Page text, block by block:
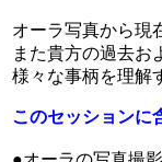
オーラ写真から現
また貴方の過去お
様々な事柄を理解
このセッションに